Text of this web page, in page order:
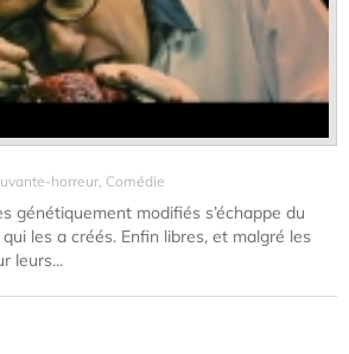
horreur, Comédie
génétiquement modifiés s’échappe du
les a créés. Enfin libres, et malgré les
leurs...